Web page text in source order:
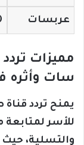
عربسات
مميزات
سات وأثره
يمنح تردد
للأسر
والتسلية، حيث